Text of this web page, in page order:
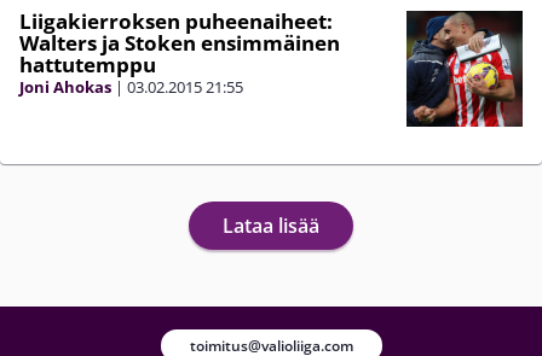
Liigakierroksen puheenaiheet:
Walters ja Stoken ensimmäinen
hattutemppu
Joni Ahokas | 03.02.201521:55
Lataa lisää
toimitus@valioliiga.com